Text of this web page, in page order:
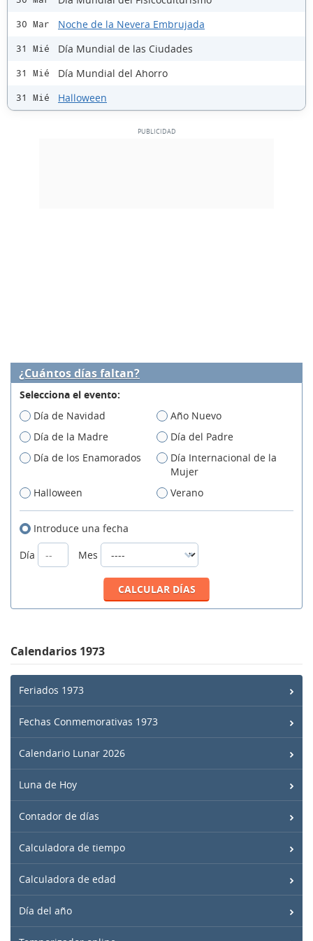
30 Mar Noche de la Nevera Embrujada
31 Mié Día Mundial de las Ciudades
31 Mié Día Mundial del Ahorro
31 Mié Halloween
¿Cuántos días faltan?
Selecciona el evento:
Día de Navidad
Año Nuevo
Día de la Madre
Día del Padre
Día de los Enamorados
Día Internacional de la
Mujer
Halloween
Verano
Introduce una fecha
Día
Mes
Calendarios 1973
Feriados 1973
Fechas Conmemorativas 1973
Calendario Lunar 2026
Luna de Hoy
Contador de días
Calculadora de tiempo
Calculadora de edad
Día del año